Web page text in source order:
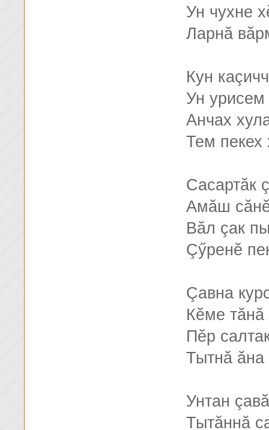
Ун чухне
Ларнă
Кун
Ун
Анчах
Тем пекех
Сасартăк
Амăш
Вăл çак
Çӳренĕ
Çавна
Кĕме тăнă
Пĕр
Тытнă ăна
Унтан
Тытăннă